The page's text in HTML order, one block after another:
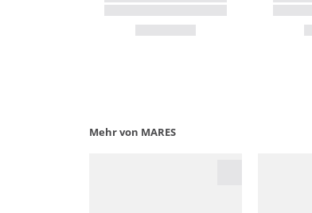
Mehr von MARES